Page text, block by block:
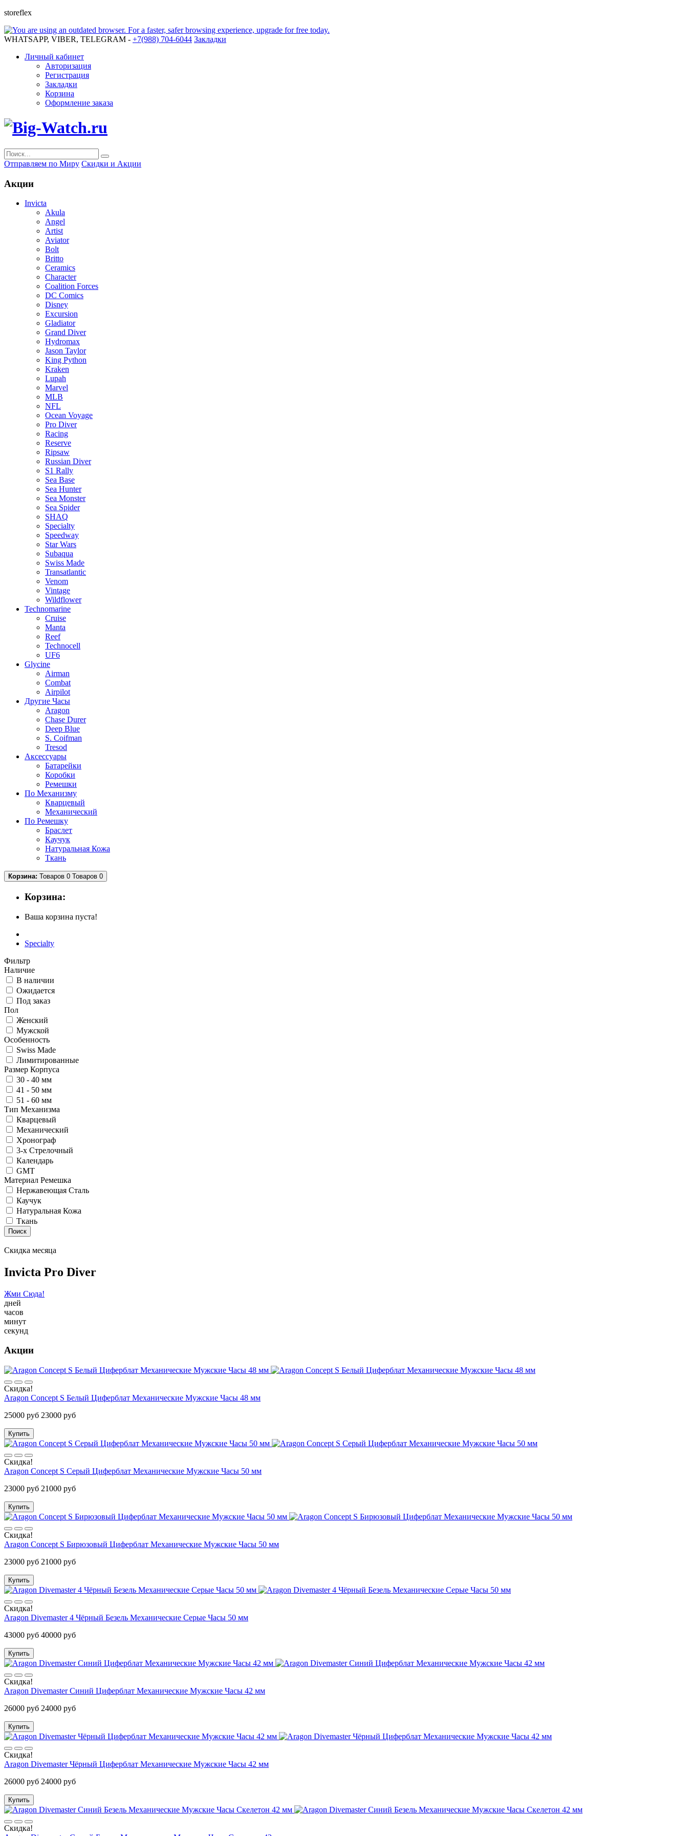
storeflex
WHATSAPP, VIBER, TELEGRAM - +7(988) 704-6044 Закладки
Личный кабинет
Авторизация
Регистрация
Закладки
Корзина
Оформление заказа
Отправляем по Миру Скидки и Акции
Акции
Invicta
Akula
Angel
Artist
Aviator
Bolt
Britto
Ceramics
Character
Coalition Forces
DC Comics
Disney
Excursion
Gladiator
Grand Diver
Hydromax
Jason Taylor
King Python
Kraken
Lupah
Marvel
MLB
NFL
Ocean Voyage
Pro Diver
Racing
Reserve
Ripsaw
Russian Diver
S1 Rally
Sea Base
Sea Hunter
Sea Monster
Sea Spider
SHAQ
Specialty
Speedway
Star Wars
Subaqua
Swiss Made
Transatlantic
Venom
Vintage
Wildflower
Technomarine
Cruise
Manta
Reef
Technocell
UF6
Glycine
Airman
Combat
Airpilot
Другие Часы
Aragon
Chase Durer
Deep Blue
S. Coifman
Tresod
Аксессуары
Батарейки
Коробки
Ремешки
По Механизму
Кварцевый
Механический
По Ремешку
Браслет
Каучук
Натуральная Кожа
Ткань
Корзина: Товаров 0 Товаров 0
Корзина:
Ваша корзина пуста!
Specialty
Фильтр
Наличие
В наличии
Ожидается
Под заказ
Пол
Женский
Мужской
Особенность
Swiss Made
Лимитированные
Размер Корпуса
30 - 40 мм
41 - 50 мм
51 - 60 мм
Тип Механизма
Кварцевый
Механический
Хронограф
3-х Стрелочный
Календарь
GMT
Материал Ремешка
Нержавеющая Сталь
Каучук
Натуральная Кожа
Ткань
Поиск
Скидка месяца
Invicta Pro Diver
Жми Сюда!
дней
часов
минут
секунд
Акции
Скидка!
Aragon Concept S Белый Циферблат Механические Мужские Часы 48 мм
25000 руб 23000 руб
Купить
Скидка!
Aragon Concept S Серый Циферблат Механические Мужские Часы 50 мм
23000 руб 21000 руб
Купить
Скидка!
Aragon Concept S Бирюзовый Циферблат Механические Мужские Часы 50 мм
23000 руб 21000 руб
Купить
Скидка!
Aragon Divemaster 4 Чёрный Безель Механические Серые Часы 50 мм
43000 руб 40000 руб
Купить
Скидка!
Aragon Divemaster Синий Циферблат Механические Мужские Часы 42 мм
26000 руб 24000 руб
Купить
Скидка!
Aragon Divemaster Чёрный Циферблат Механические Мужские Часы 42 мм
26000 руб 24000 руб
Купить
Скидка!